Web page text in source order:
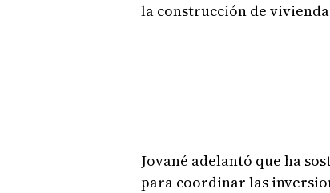
la construcción de
Jované adelantó que ha
para coordinar las